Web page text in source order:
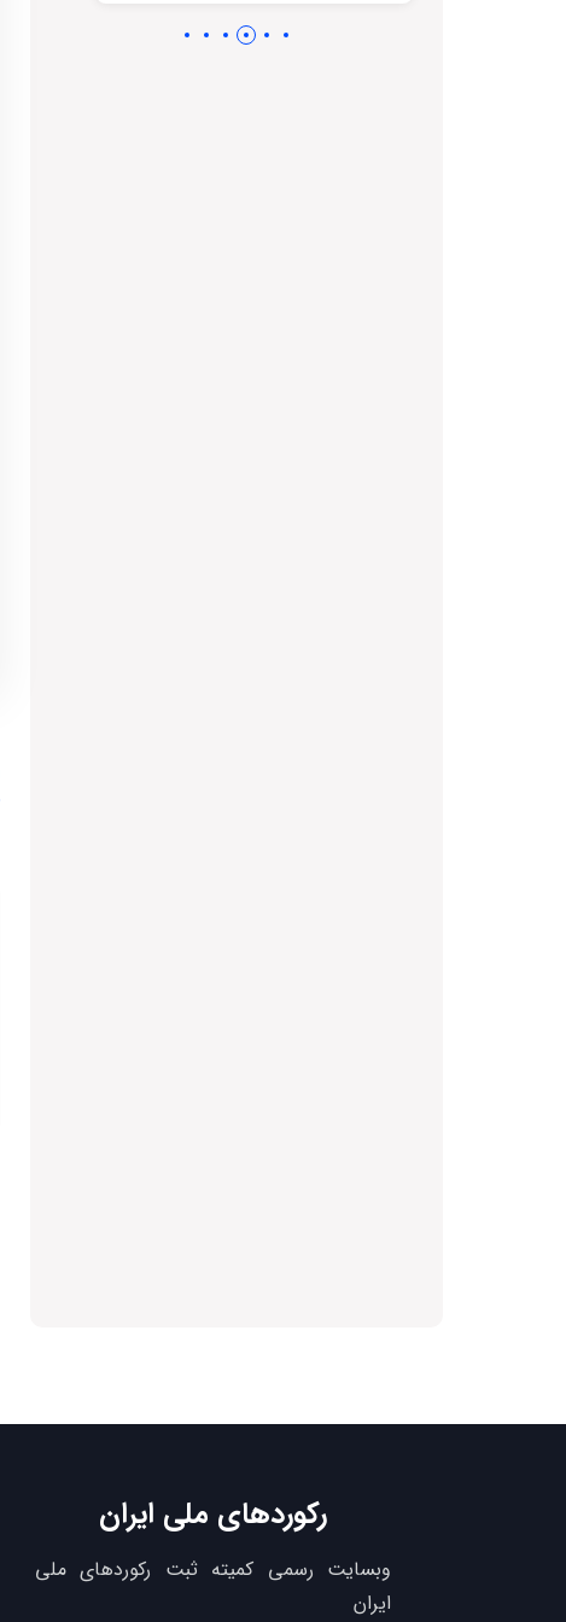
رکوردهای ملی ایران
وبسایت رسمی کمیته ثبت رکوردهای ملی
ایران